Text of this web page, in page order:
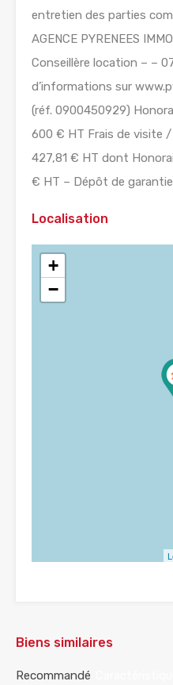
entretien des parties
AGENCE PYRENEES
Conseillère location – –
d’informations sur
(réf. 0900450929)
600 € HT Frais de visite
427,81 € HT dont
€ HT – Dépôt de
Localisation
+
−
Biens similaires
Recommandé